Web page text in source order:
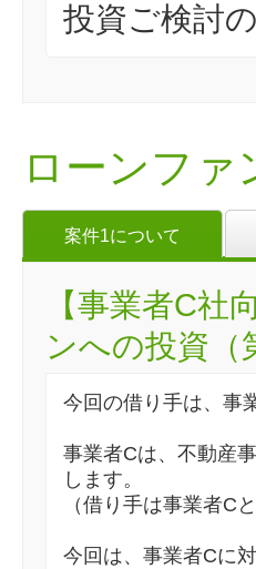
投資ご検討
ローンファ
案件1について
【事業者C
ンへの投資（
今回の借り手は、事
事業者Cは、不動産
します。
（借り手は事業者C
今回は、事業者Cに